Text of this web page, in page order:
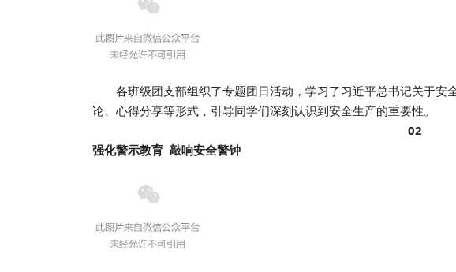
各班级团支部组织了专题团日活动，学习了习近平总书记关于
论、心得分享等形式，引导同学们深刻认识到安全生产的重要性。
02
强化警示教育 敲响安全警钟